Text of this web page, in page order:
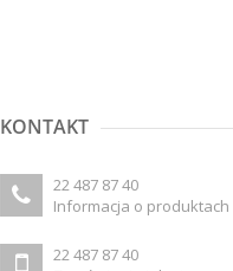
KONTAKT
22 487 87 40
Informacja o produktach
22 487 87 40